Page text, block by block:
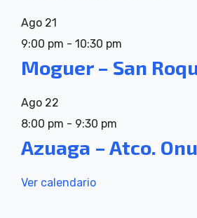
Ago 21
9:00 pm - 10:30 pm
Moguer – San
Ago 22
8:00 pm - 9:30 pm
Azuaga – Atco.
Ver calendario